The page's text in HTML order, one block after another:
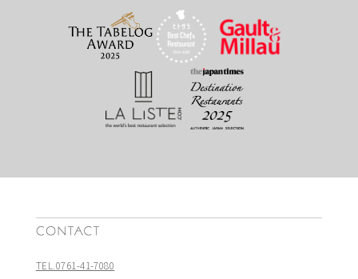
TEL.0761-41-7080